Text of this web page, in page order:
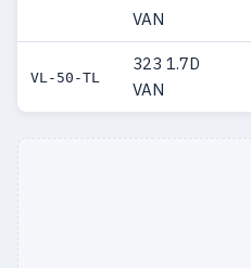
VAN
VL-50-TL
323 1.7D
VAN